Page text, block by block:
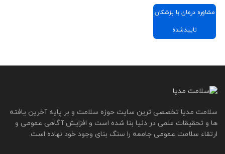
مشاوره درمان با پزشکان
تاییدشده
سلامت مدیا تخصصی ترین سایت حوزه سلامت و بر پایه آخرین یافته
ها و تحقیقات علمی در دنیا بنا شده است و افزایش آگاهی عمومی و
ارتقاء سلامت عمومی جامعه را سنگ بنای وجود خود نهاده است.